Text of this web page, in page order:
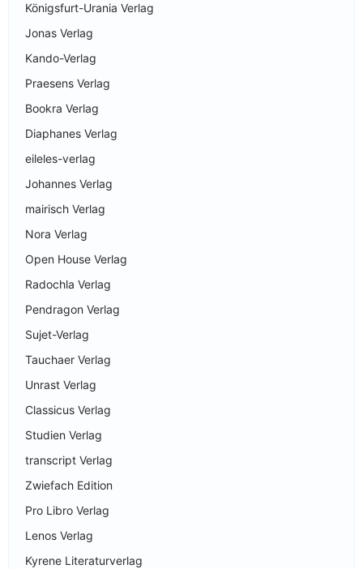
Königsfurt-Urania Verlag
Jonas Verlag
Kando-Verlag
Praesens Verlag
Bookra Verlag
Diaphanes Verlag
eileles-verlag
Johannes Verlag
mairisch Verlag
Nora Verlag
Open House Verlag
Radochla Verlag
Pendragon Verlag
Sujet-Verlag
Tauchaer Verlag
Unrast Verlag
Classicus Verlag
Studien Verlag
transcript Verlag
Zwiefach Edition
Pro Libro Verlag
Lenos Verlag
Kyrene Literaturverlag